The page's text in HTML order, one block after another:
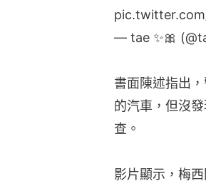
— tae ✨🎀
書面陳述指出
的汽車，但沒
查。
影片顯示，梅